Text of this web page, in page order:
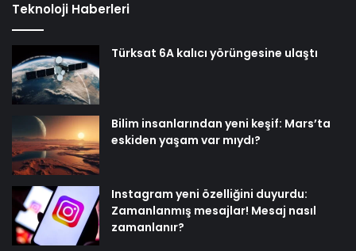
Teknoloji Haberleri
Türksat 6A kalıcı yörüngesine ulaştı
Bilim insanlarından yeni keşif: Mars’ta
eskiden yaşam var mıydı?
Instagram yeni özelliğini duyurdu:
Zamanlanmış mesajlar! Mesaj nasıl
zamanlanır?